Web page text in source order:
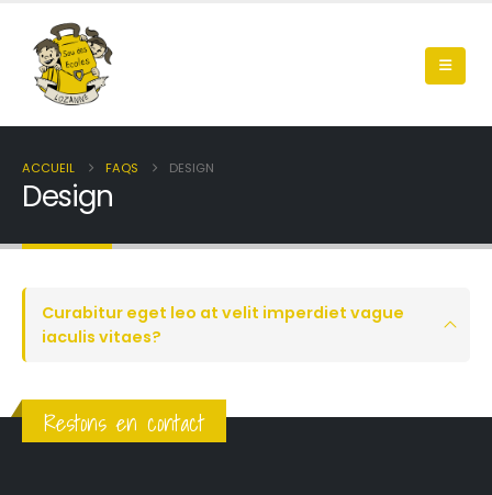
ACCUEIL FAQS DESIGN
Design
Curabitur eget leo at velit imperdiet vague
iaculis vitaes?
Restons en contact